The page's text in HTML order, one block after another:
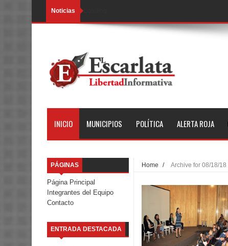
Noticias
INICIO MUNICIPIOS POLÍTICA ALERTA ROJA
PÁGINAS
Página Principal
Integrantes del Equipo
Contacto
ENTRADA DESTACADA
Home / Archive for 08/18/18